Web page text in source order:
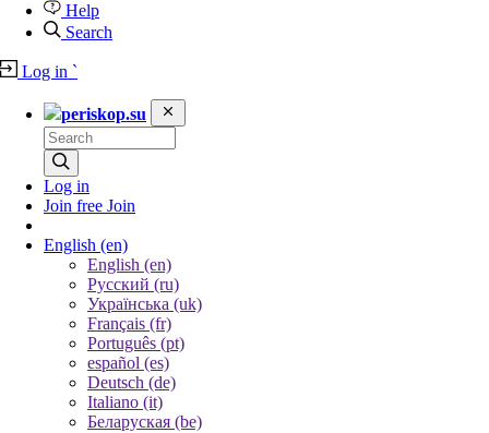
Help
Search
Log in `
periskop.su
Log in
Join free Join
English (en)
English (en)
Русский (ru)
Українська (uk)
Français (fr)
Português (pt)
español (es)
Deutsch (de)
Italiano (it)
Беларуская (be)